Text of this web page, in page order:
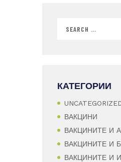
КАТЕГОРИИ
ВАКЦИНИ
ВАКЦИНИТЕ И
ВАКЦИНИТЕ И
ВАКЦИНИТЕ И